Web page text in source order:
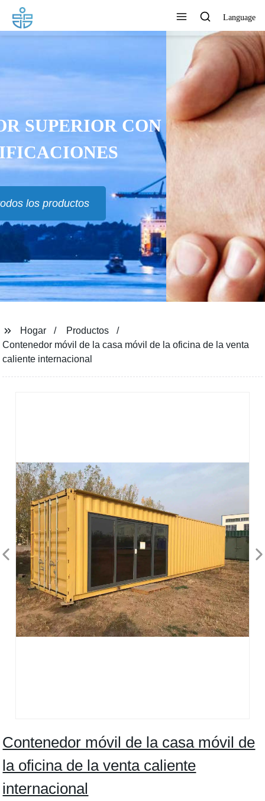
Language
LOS PRODUCTOS SE
EXPORTAN A EUR, RU, TH,
MAS Y MUCHOS OTROS
PAÍSES
Ver todos los productos
Hogar
Productos
Contenedor móvil de la casa móvil de la oficina de la venta
caliente internacional
Contenedor móvil de la casa móvil de
la oficina de la venta caliente
internacional